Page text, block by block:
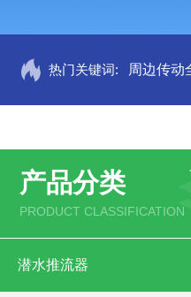
热门关键词: 周边传动
产品分类
PRODUCT CLASSIFICATION
潜水推流器